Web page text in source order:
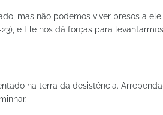
mas não podemos viver presos a
e Ele nos dá forças para
na terra da desistência.